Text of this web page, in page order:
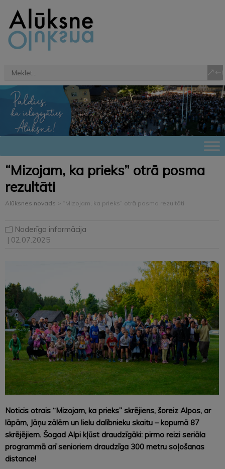
“Mizojam, ka prieks” otrā posma
rezultāti
Alūksnes novads > “Mizojam, ka prieks” otrā posma rezultāti
Noderīga informācija
| 02.07.2025
Noticis otrais “Mizojam, ka prieks” skrējiens, šoreiz Alpos, ar
lāpām, Jāņu zālēm un lielu dalībnieku skaitu – kopumā 87
skrējējiem. Šogad Alpi kļūst draudzīgāki: pirmo reizi seriāla
programmā arī senioriem draudzīga 300 metru soļošanas
distance!